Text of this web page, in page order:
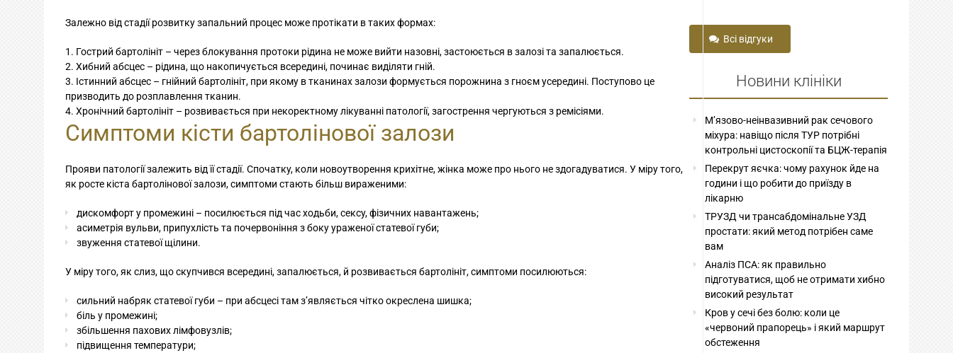
Залежно від стадії розвитку запальний процес може протікати в таких формах:
Гострий бартолініт – через блокування протоки рідина не може вийти назовні, застоюється в залозі та запалюється.
Хибний абсцес – рідина, що накопичується всередині, починає виділяти гній.
Істинний абсцес – гнійний бартолініт, при якому в тканинах залози формується порожнина з гноєм усередині. Поступово це
призводить до розплавлення тканин.
Хронічний бартолініт – розвивається при некоректному лікуванні патології, загострення чергуються з ремісіями.
Симптоми кісти бартолінової залози
Прояви патології залежить від її стадії. Спочатку, коли новоутворення крихітне, жінка може про нього не здогадуватися. У міру того,
як росте кіста бартолінової залози, симптоми стають більш вираженими:
дискомфорт у промежині – посилюється під час ходьби, сексу, фізичних навантажень;
асиметрія вульви, припухлість та почервоніння з боку ураженої статевої губи;
звуження статевої щілини.
У міру того, як слиз, що скупчився всередині, запалюється, й розвивається бартолініт, симптоми посилюються:
сильний набряк статевої губи – при абсцесі там з’являється чітко окреслена шишка;
біль у промежині;
збільшення пахових лімфовузлів;
підвищення температури;
Всі відгуки
Новини клініки
М’язово-неінвазивний рак сечового
міхура: навіщо після ТУР потрібні
контрольні цистоскопії та БЦЖ-терапія
Перекрут яєчка: чому рахунок йде на
години і що робити до приїзду в
лікарню
ТРУЗД чи трансабдомінальне УЗД
простати: який метод потрібен саме
вам
Аналіз ПСА: як правильно
підготуватися, щоб не отримати хибно
високий результат
Кров у сечі без болю: коли це
«червоний прапорець» і який маршрут
обстеження